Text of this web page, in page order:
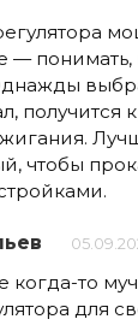
—
получится
чтобы
когда-то
для